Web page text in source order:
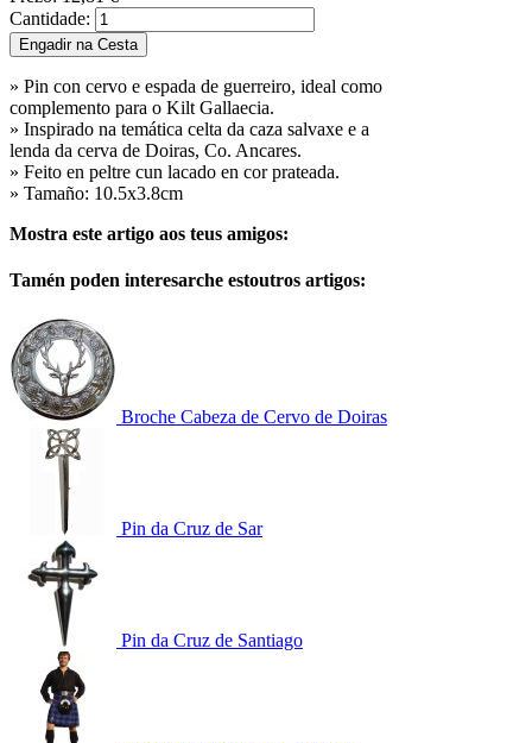
Cantidade:
» Pin con cervo e espada de guerreiro, ideal como
complemento para o Kilt Gallaecia.
» Inspirado na temática celta da caza salvaxe e a
lenda da cerva de Doiras, Co. Ancares.
» Feito en peltre cun lacado en cor prateada.
» Tamaño: 10.5x3.8cm
Mostra este artigo aos teus amigos:
Tamén poden interesarche estoutros artigos:
Broche Cabeza de Cervo de Doiras
Pin da Cruz de Sar
Pin da Cruz de Santiago